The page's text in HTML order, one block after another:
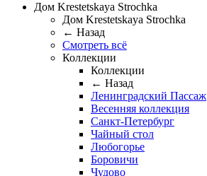
Дом Krestetskaya Strochka
Дом Krestetskaya Strochka
← Назад
Смотреть всё
Коллекции
Коллекции
← Назад
Ленинградский Пассаж
Весенняя коллекция
Санкт-Петербург
Чайный стол
Любогорье
Боровичи
Чудово